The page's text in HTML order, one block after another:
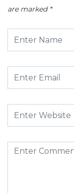
are marked *